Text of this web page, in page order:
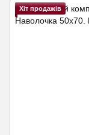
Хіт продажів